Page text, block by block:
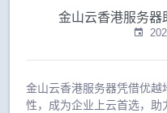
金山云香港服务器
金山云香港服务器凭借优
性，成为企业上云首选，助